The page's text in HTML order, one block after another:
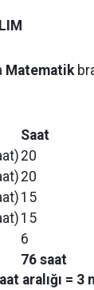
Matematik
Saat
20
20
15
15
6
76 saat
aralığı = 3